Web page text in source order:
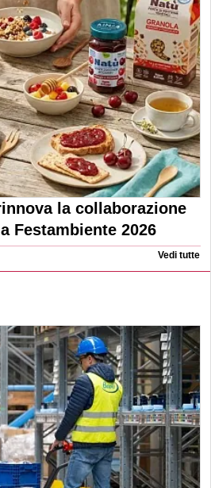
la collaborazione
Festambiente 2026
Vedi tutte